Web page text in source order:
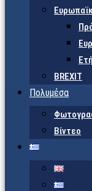
BREXIT
Πολυμέσα
Βίντεο